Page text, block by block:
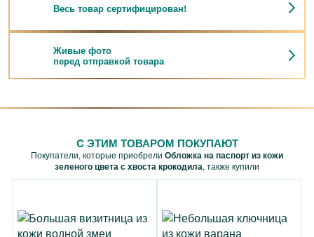
Весь товар сертифицирован!
Живые фото
перед отправкой товара
C ЭТИМ ТОВАРОМ ПОКУПАЮТ
Покупатели, которые приобрели Обложка на паспорт из кожи
зеленого цвета с хвоста крокодила, также купили